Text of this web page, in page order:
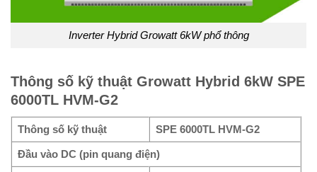
Inverter Hybrid Growatt 6kW phổ thông
Thông số kỹ thuật Growatt Hybrid 6kW SPE
6000TL HVM-G2
Thông số kỹ thuật SPE 6000TL HVM-G2
Đầu vào DC (pin quang điện)